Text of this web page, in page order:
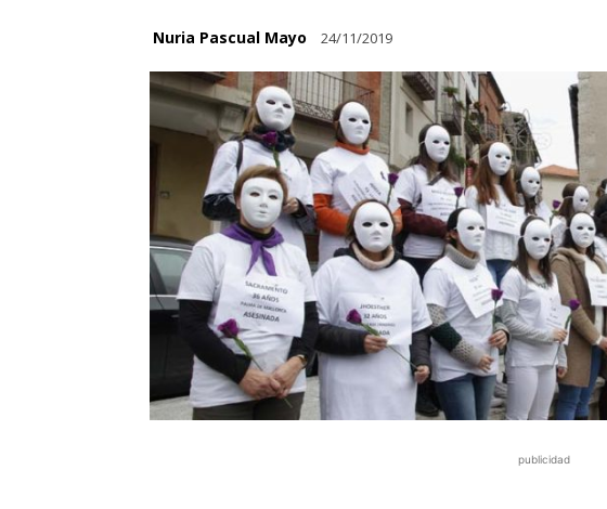
Nuria Pascual Mayo 24/11/2019
publicidad